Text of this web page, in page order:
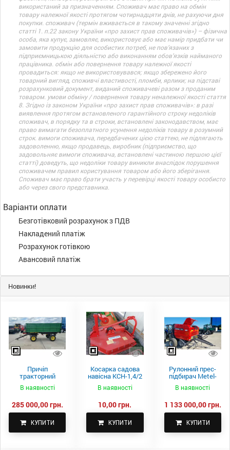
використаний за призначенням. Споживач має право на обмін
товару належної якості протягом чотирнадцяти днів, не рахуючи дня
покупки. споживач (термін вживається в такому значенні згідно
статті 1. п.22 закону України «про захист прав споживачів») – фізична
особа, яка купує, замовляє, використовує або має намір придбати чи
замовити продукцію для особистих потреб, не пов’язаних з
підприємницькою діяльністю або виконанням обов’язків найманого
працівника. обмін або повернення товару належної якості
провадиться: якщо не використовувався; якщо збережено його
товарний вигляд, споживчі властивості, пломби, ярлики; на підставі
розрахунковий документ, виданий споживачеві разом з проданим
товаром. умови обміну / повернення товару неналежної якості стаття
8. Згідно із законом України «про захист прав споживачів»: в разі
виявлення протягом встановленого гарантійного строку недоліків
споживач, в порядку та в строки, встановлені законодавством, має
право вимагати безоплатного усунення недоліків товару в розумний
строк. вимоги споживача, передбачених цією статтею, не підлягають
задоволенню, якщо продавець, виробник (підприємство, що
задовольняє вимоги споживача, встановлені частиною першою цієї
статті) доведуть, що недоліки товару виникли внаслідок порушення
споживачем правил користування товаром або його зберігання.
Споживач має право брати участь у перевірці якості товару особисто
або через свого представника.
Варіанти оплати
Безготівковий розрахунок з ПДВ
Накладений платіж
Розрахунок готівкою
Авансовий платіж
Новинки!
Причіп
тракторний
самоскидний
Spike 2 ПТС-4
В наявності
285 000,00 грн.
КУПИТИ
Косарка садова
навісна КСН-1,4/2
В наявності
10,00 грн.
КУПИТИ
Рулонний прес-
підбирач Metel-
Fach Z 587
В наявності
1 133 000,00 грн.
КУПИТИ